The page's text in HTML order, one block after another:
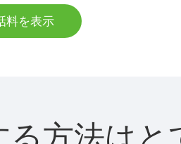
料を表示
方法はと